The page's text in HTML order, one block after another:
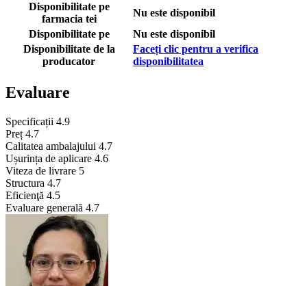
Disponibilitate pe
farmacia tei
Nu este disponibil
Disponibilitate pe
Nu este disponibil
Disponibilitate de la
producator
Faceți clic pentru a verifica
disponibilitatea
Evaluare
Specificații 4.9
Preț 4.7
Calitatea ambalajului 4.7
Ușurința de aplicare 4.6
Viteza de livrare 5
Structura 4.7
Eficienţă 4.5
Evaluare generală 4.7